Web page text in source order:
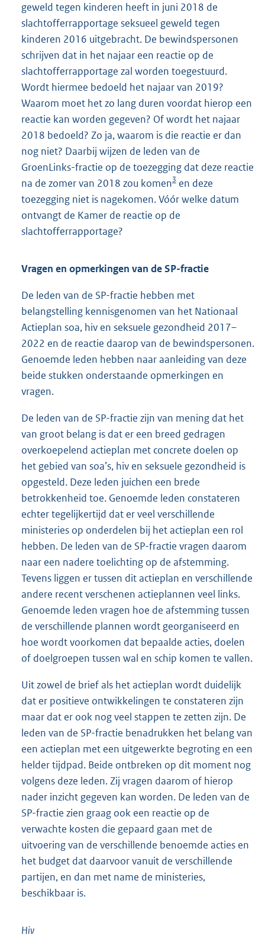
geweld tegen kinderen heeft in juni 2018 de
slachtofferrapportage seksueel geweld tegen
kinderen 2016 uitgebracht. De bewindspersonen
schrijven dat in het najaar een reactie op de
slachtofferrapportage zal worden toegestuurd.
Wordt hiermee bedoeld het najaar van 2019?
Waarom moet het zo lang duren voordat hierop een
reactie kan worden gegeven? Of wordt het najaar
2018 bedoeld? Zo ja, waarom is die reactie er dan
nog niet? Daarbij wijzen de leden van de
GroenLinks-fractie op de toezegging dat deze reactie
na de zomer van 2018 zou komen3 en deze
toezegging niet is nagekomen. Vóór welke datum
ontvangt de Kamer de reactie op de
slachtofferrapportage?
Vragen en opmerkingen van de SP-fractie
De leden van de SP-fractie hebben met
belangstelling kennisgenomen van het Nationaal
Actieplan soa, hiv en seksuele gezondheid 2017–
2022 en de reactie daarop van de bewindspersonen.
Genoemde leden hebben naar aanleiding van deze
beide stukken onderstaande opmerkingen en
vragen.
De leden van de SP-fractie zijn van mening dat het
van groot belang is dat er een breed gedragen
overkoepelend actieplan met concrete doelen op
het gebied van soa’s, hiv en seksuele gezondheid is
opgesteld. Deze leden juichen een brede
betrokkenheid toe. Genoemde leden constateren
echter tegelijkertijd dat er veel verschillende
ministeries op onderdelen bij het actieplan een rol
hebben. De leden van de SP-fractie vragen daarom
naar een nadere toelichting op de afstemming.
Tevens liggen er tussen dit actieplan en verschillende
andere recent verschenen actieplannen veel links.
Genoemde leden vragen hoe de afstemming tussen
de verschillende plannen wordt georganiseerd en
hoe wordt voorkomen dat bepaalde acties, doelen
of doelgroepen tussen wal en schip komen te vallen.
Uit zowel de brief als het actieplan wordt duidelijk
dat er positieve ontwikkelingen te constateren zijn
maar dat er ook nog veel stappen te zetten zijn. De
leden van de SP-fractie benadrukken het belang van
een actieplan met een uitgewerkte begroting en een
helder tijdpad. Beide ontbreken op dit moment nog
volgens deze leden. Zij vragen daarom of hierop
nader inzicht gegeven kan worden. De leden van de
SP-fractie zien graag ook een reactie op de
verwachte kosten die gepaard gaan met de
uitvoering van de verschillende benoemde acties en
het budget dat daarvoor vanuit de verschillende
partijen, en dan met name de ministeries,
beschikbaar is.
Hiv